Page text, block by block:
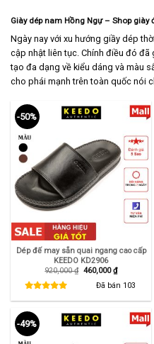
Giày dép nam Hồng Ngự – Shop
Ngày nay với xu hướng giầy dép
cập nhật liên tục. Chính điều đó đã
tạo đa dạng về kiểu dáng và màu
cho phái mạnh trên toàn quốc nói
-50%
Dép đế may sẵn quai ngang cao cấp
KEEDO KD2906
920,000₫ Giá
460,000₫Giá
hiện
tại
Đã bán 103
-49%